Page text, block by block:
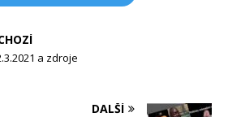
a zdroje
DALŠÍ